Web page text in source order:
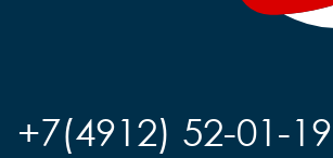
+7(4912) 52-01-19